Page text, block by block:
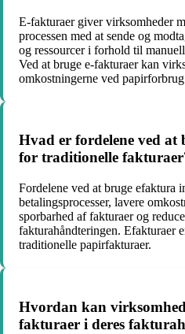
E-fakturaer giver virksomheder
processen med at sende og
og ressourcer i forhold til
Ved at bruge e-fakturaer kan
omkostningerne ved
Hvad er fordelene ved at
for traditionelle
Fordelene ved at bruge efaktura
betalingsprocesser, lavere
sporbarhed af fakturaer og
fakturahåndteringen. Efakturaer
traditionelle papirfakturaer.
Hvordan kan
fakturaer i deres